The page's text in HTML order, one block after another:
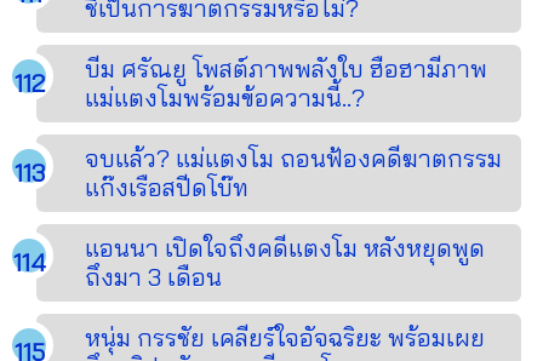
ชี้เป็นการฆาตกรรมหรือไม่?
บีม ศรัณยู โพสต์ภาพพลังใบ ฮือฮามีภาพ
แม่แตงโมพร้อมข้อความนี้..?
จบแล้ว? แม่แตงโม ถอนฟ้องคดีฆาตกรรม
แก๊งเรือสปีดโบ๊ท
แอนนา เปิดใจถึงคดีแตงโม หลังหยุดพูด
ถึงมา 3 เดือน
หนุ่ม กรรชัย เคลียร์ใจอัจฉริยะ พร้อมเผย